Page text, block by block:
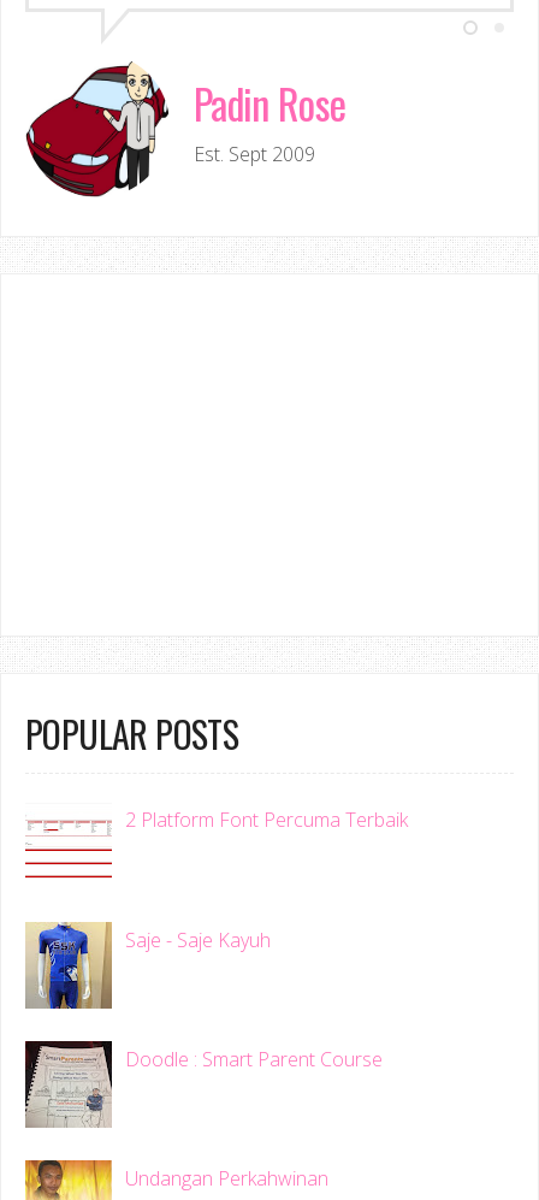
Padin Rose
Est. Sept 2009
POPULAR POSTS
2 Platform Font Percuma Terbaik
Saje - Saje Kayuh
Doodle : Smart Parent Course
Undangan Perkahwinan